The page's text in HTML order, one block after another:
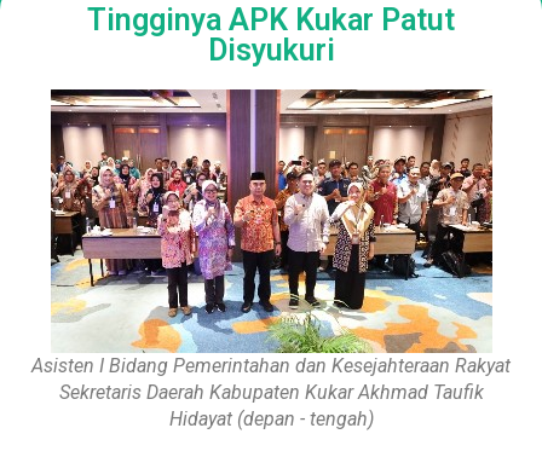
Tingginya APK Kukar Patut
Disyukuri
Asisten I Bidang Pemerintahan dan Kesejahteraan Rakyat
Sekretaris Daerah Kabupaten Kukar Akhmad Taufik
Hidayat (depan - tengah)